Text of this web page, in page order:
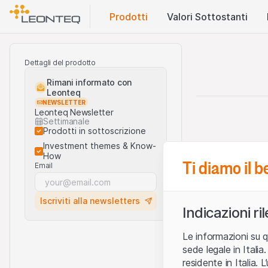
Prodotti Valori Sottostanti
Dettagli del prodotto
Rimani informato con
Leonteq
NEWSLETTER
Leonteq Newsletter
Settimanale
Prodotti in sottoscrizione
Investment themes & Know-
How
Email
Iscriviti alla newsletters
Ti diamo il
Indicazioni
Le informazioni su
sede legale in
residente in Italia.